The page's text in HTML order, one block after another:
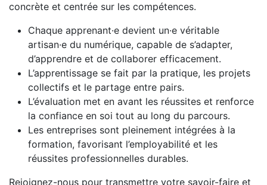
concrète et centrée sur les compétences.
Chaque apprenant·e devient un·e véritable
artisan·e du numérique, capable de s’adapter,
d’apprendre et de collaborer efficacement.
L’apprentissage se fait par la pratique, les projets
collectifs et le partage entre pairs.
L’évaluation met en avant les réussites et renforce
la confiance en soi tout au long du parcours.
Les entreprises sont pleinement intégrées à la
formation, favorisant l’employabilité et les
réussites professionnelles durables.
Rejoignez-nous pour transmettre votre savoir-faire et